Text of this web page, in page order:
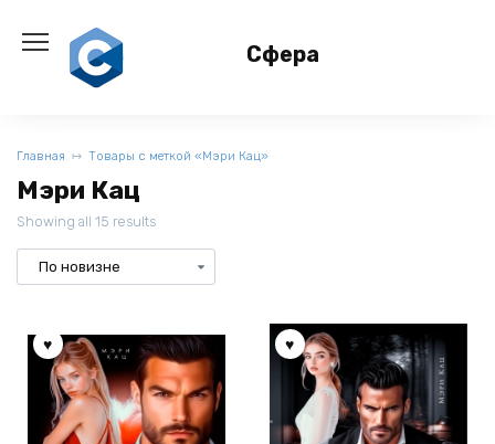
содержанию
Сфера
Главная Товары с меткой «Мэри Кац»
Мэри Кац
Showing all 15 results